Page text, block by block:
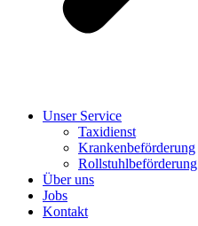
Unser Service
Taxidienst
Krankenbeförderung
Rollstuhlbeförderung
Über uns
Jobs
Kontakt